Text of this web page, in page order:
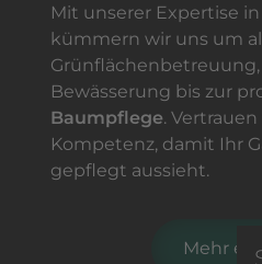
Mit unserer Expertise
kümmern wir uns um
Bewässerung bis zur
Baumpflege.
Kompetenz, damit Ihr
gepflegt aussieht.
Mehr